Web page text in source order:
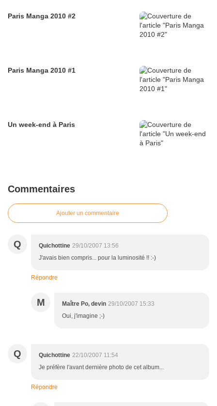
Paris Manga 2010 #2
Paris Manga 2010 #1
Un week-end à Paris
Commentaires
Ajouter un commentaire
Q Quichottine 29/10/2007 13:56
J'avais bien compris... pour la luminosité !! :-)
Répondre
M Maître Po, devin 29/10/2007 15:33
Oui, j'imagine ;-)
Q Quichottine 22/10/2007 11:54
Je préfère l'avant dernière photo de cet album...
Répondre